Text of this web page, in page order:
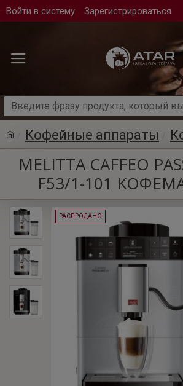
Войти в систему Зарегистрироваться
Кофейные аппараты
MELITTA CAFFEO
F53/1-101
РАСПРОДАНО